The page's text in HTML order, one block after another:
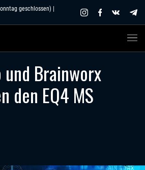
geschlossen) |
und Brainworx
den EQ4 MS